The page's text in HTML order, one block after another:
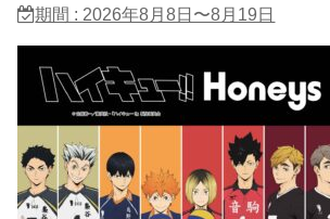
期間 : 2026年8月8日〜8月19日